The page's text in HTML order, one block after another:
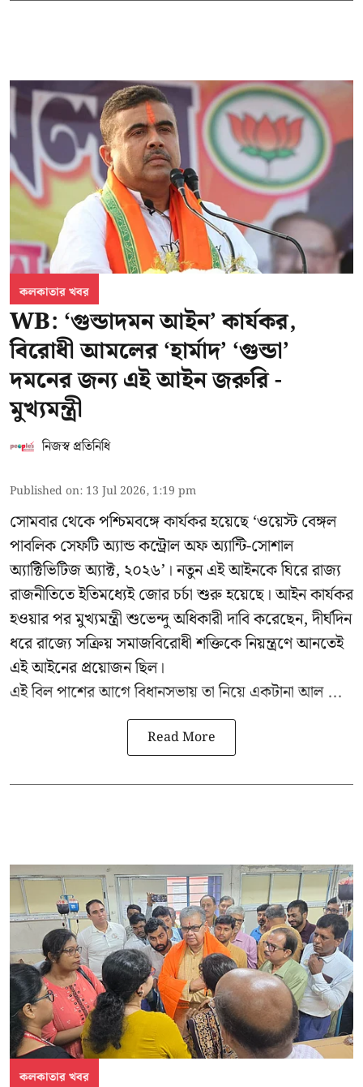
কলকাতার খবর
WB: ‘গুন্ডাদমন আইন’ কার্যকর,
বিরোধী আমলের ‘হার্মাদ’ ‘গুন্ডা’
দমনের জন্য এই আইন জরুরি -
মুখ্যমন্ত্রী
নিজস্ব প্রতিনিধি
Published on: 13 Jul 2026, 1:19 pm
সোমবার থেকে পশ্চিমবঙ্গে কার্যকর হয়েছে ‘ওয়েস্ট বেঙ্গল
পাবলিক সেফটি অ্যান্ড কন্ট্রোল অফ অ্যান্টি-সোশাল
অ্যাক্টিভিটিজ অ্যাক্ট, ২০২৬’। নতুন এই আইনকে ঘিরে রাজ্য
রাজনীতিতে ইতিমধ্যেই জোর চর্চা শুরু হয়েছে। আইন কার্যকর
হওয়ার পর মুখ্যমন্ত্রী শুভেন্দু অধিকারী দাবি করেছেন, দীর্ঘদিন
ধরে রাজ্যে সক্রিয় সমাজবিরোধী শক্তিকে নিয়ন্ত্রণে আনতেই
এই আইনের প্রয়োজন ছিল।
এই বিল পাশের আগে বিধানসভায় তা নিয়ে একটানা আল ...
Read More
কলকাতার খবর